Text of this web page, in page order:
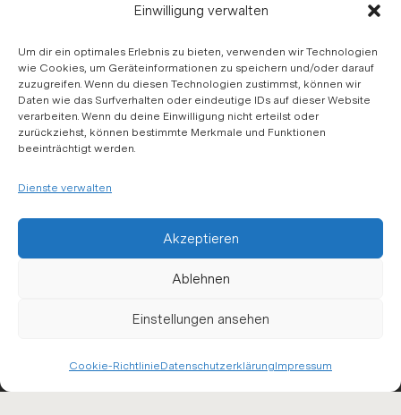
Einwilligung verwalten
Um dir ein optimales Erlebnis zu bieten, verwenden wir Technologien
wie Cookies, um Geräteinformationen zu speichern und/oder darauf
zuzugreifen. Wenn du diesen Technologien zustimmst, können wir
Daten wie das Surfverhalten oder eindeutige IDs auf dieser Website
verarbeiten. Wenn du deine Einwilligung nicht erteilst oder
zurückziehst, können bestimmte Merkmale und Funktionen
beeinträchtigt werden.
Dienste verwalten
Akzeptieren
Ablehnen
Einstellungen ansehen
Cookie-RichtlinieDatenschutzerklärungImpressum